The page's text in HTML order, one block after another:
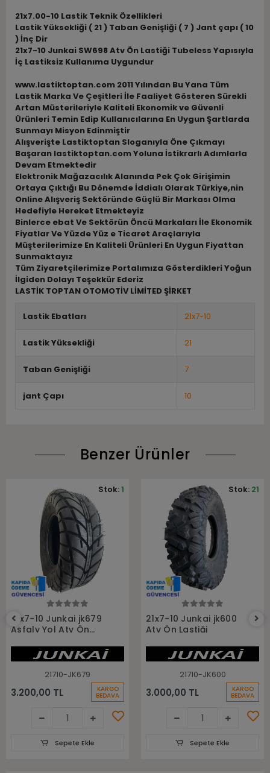
21x7.00-10 Lastik Teknik Özellikleri
Lastik Yüksekliği ( 21 ) Taban Genişliği ( 7 ) Jant çapı ( 10
) İnç Dir
21x7-10 Junkai SW698 Atv Ön Lastiği Tubeless Yapısıyla
İç Lastiksiz Kullanıma Uygundur
www.lastiktoptan.com 2011 Yılından Bu Yana Tüm
Lastik Marka Ve Çeşitleri İle Faaliyet Gösteren Sürekli
Artan Müsterileriyle Kaliteli Ekonomik ve Güvenli
Ürünleri Temin Edip Kullanıcılarına En Uygun Şartlarda
Sunmayı Misyon Edinmiştir
Alışverişte Lastiktoptan Sloganıyla Öne Çıkmayı
Başaran lastiktoptan.com Yoluna İstikrarlı Adımlarla
Devam Etmektedir
Elektronik Mağazacılık Alanında Pek Çok Girişimin
Ortaya Çıktığı Bu Dönemde İddialı Olarak Türkiye,nin
Online Alışveriş Sektöründe Güçlü Bir Markası Olma
Hedefiyle Hereket Etmekteyiz
Binlerce ebat Ve Sektörün Öncü Markaları İle Ekonomik
Fiyatlar Ve Yüzde Yüz e Ticaret Araçlarıyla
Müşterilerimize En Kaliteli Ürünleri En Uygun Fiyattan
Sunmaktayız
Tüm Ziyaretçilerimize Portalımıza Gösterdikleri Yoğun
İlgiden Dolayı Teşekkür Ederiz
LASTİK TOPTAN OTOMOTİV LİMİTED ŞİRKET
Lastik Ebatları 21x7-10
Lastik Yüksekliği 21
Taban Genişliği 7
jant Çapı 10
Benzer Ürünler
21x7-10 Junkai jk679
Asfaly Yol Atv Ön
21710-JK679
3.200,00 TL KARGO
BEDAVA
Stok:1
Sepete Ekle
21x7-10 Junkai jk600
Atv Ön Lastiği
21710-JK600
3.000,00 TL KARGO
BEDAVA
Stok: 21
Sepete Ekle